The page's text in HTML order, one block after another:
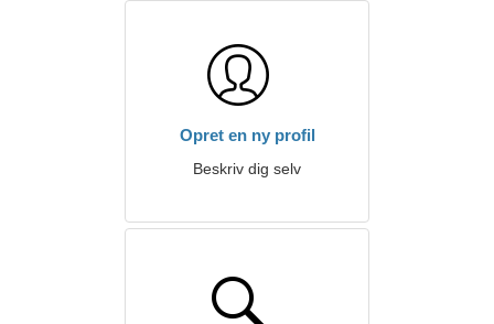
Opret en ny profil
Beskriv dig selv